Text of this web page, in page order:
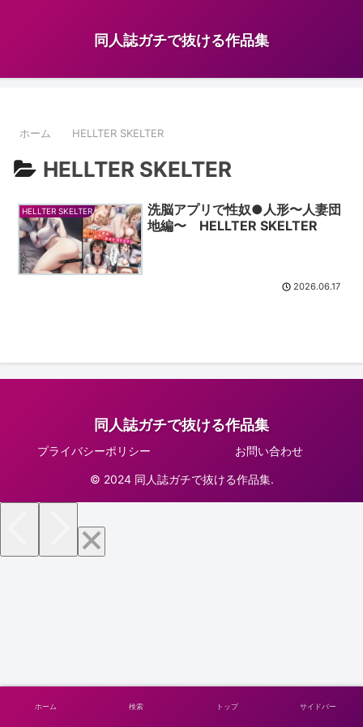
同人誌ガチで抜ける作品集
ホーム HELLTER SKELTER
HELLTER SKELTER
HELLTER SKELTER
洗脳アプリで性奴●人形〜人妻団
地編〜 HELLTER SKELTER
2026.06.17
同人誌ガチで抜ける作品集
プライバシーポリシー お問い合わせ
© 2024 同人誌ガチで抜ける作品集.
ホーム 検索 トップ サイドバー